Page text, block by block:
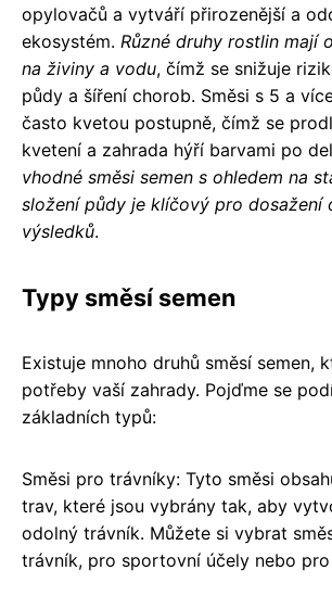
opylovačů a vytváří přirozenější a
ekosystém. Různé druhy rostlin mají
na živiny a vodu, čímž se snižuje
půdy a šíření chorob. Směsi s 5 a
často kvetou postupně, čímž se
kvetení a zahrada hýří barvami po
vhodné směsi semen s ohledem na
složení půdy je klíčový pro dosažení
výsledků.
Typy směsí semen
Existuje mnoho druhů směsí semen,
potřeby vaší zahrady. Pojďme se
základních typů:
Směsi pro trávníky: Tyto směsi
trav, které jsou vybrány tak, aby
odolný trávník. Můžete si vybrat
trávník, pro sportovní účely nebo